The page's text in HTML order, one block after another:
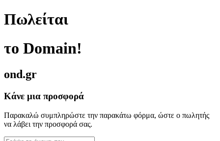
Πωλείται
το Domain!
ond.gr
Κάνε μια προσφορά
Παρακαλώ συμπληρώστε την παρακάτω φόρμα, ώστε ο πωλητής
να λάβει την προσφορά σας.